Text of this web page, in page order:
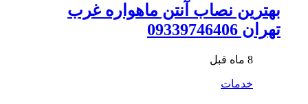
بهترین نصاب آنتن ماهواره غرب
تهران 09339746406
8 ماه قبل
خدمات